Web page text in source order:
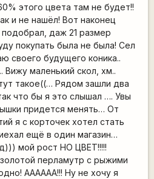
этого цвета там не будет!!
и не нашёл! Вот наконец
даж 21 размер
покупать была не была! Сел
своего будущего коника..
маленький скол, хм..
такое((… Рядом зашли два
что бы я это слышал …. Увы
придется менять… От
я с корточек хотел стать
ещё в один магазин…
мой рост НО ЦВЕТ!!!!!
перламутр с рыжими
АААААА!!! Ну не хочу я